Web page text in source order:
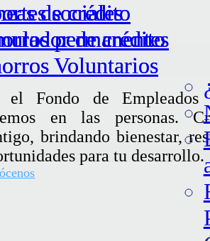
el Fondo de Empleados
en las personas.
brindando bienestar,
para tu desarrollo.
sociales
permanentes
Voluntarios
de crédito
de crédito
sociales
permanentes
Voluntarios
de crédito
de crédito